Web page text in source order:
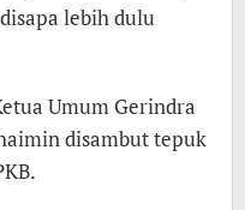
lebih dulu
Umum Gerindra
disambut tepuk